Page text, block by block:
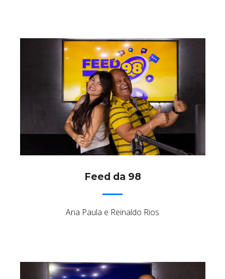
Feed da 98
Ana Paula e Reinaldo Rios